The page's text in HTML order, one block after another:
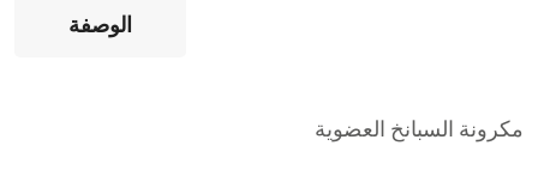
الوصفة
مكرونة السبانخ العضوية